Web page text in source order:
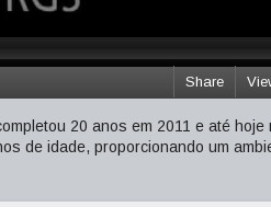
Share
20 anos em 2011 e até
de idade, proporcionando um